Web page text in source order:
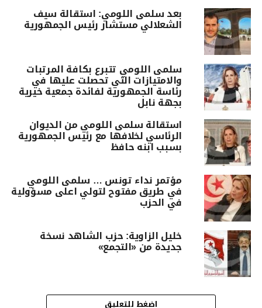
بعد سلمى اللومي: استقالة سيف
الشعلالي مستشار رئيس الجمهورية
سلمى اللومي تتبرع بكافة المرتبات
والامتيازات التي تحصلت عليها في
رئاسة الجمهورية لفائدة جمعية خيرية
بجهة نابل
استقالة سلمى اللومي من الديوان
الرئاسي لخلافها مع رئيس الجمهورية
بسبب ابنه حافظ
مؤتمر نداء تونس … سلمى اللومي
في طريق مفتوح لتولي اعلى مسؤولية
في الحزب
خليل الزاوية: حزب الشاهد نسخة
جديدة من «التجمع»
اضغط للتعليق